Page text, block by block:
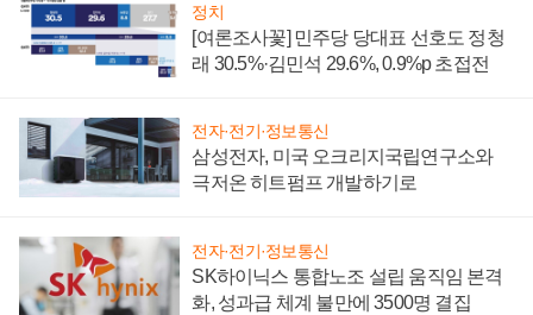
정치
[여론조사꽃] 민주당 당대표 선호도 정청
래 30.5%·김민석 29.6%, 0.9%p 초접전
전자·전기·정보통신
삼성전자, 미국 오크리지국립연구소와
극저온 히트펌프 개발하기로
전자·전기·정보통신
SK하이닉스 통합노조 설립 움직임 본격
화, 성과급 체계 불만에 3500명 결집